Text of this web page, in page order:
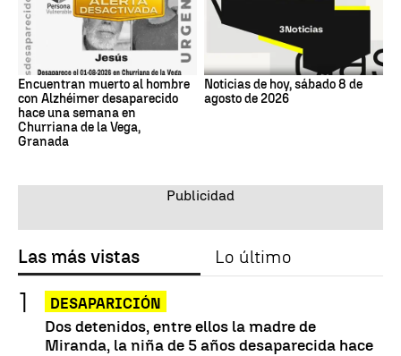
Encuentran muerto al hombre
con Alzhéimer desaparecido
hace una semana en
Churriana de la Vega,
Granada
Noticias de hoy, sábado 8 de
agosto de 2026
Las más vistas Lo último
DESAPARICIÓN
Dos detenidos, entre ellos la madre de
Miranda, la niña de 5 años desaparecida hace